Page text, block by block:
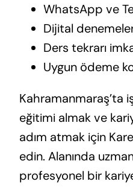
WhatsApp ve
Dijital
Ders tekrarı
Uygun ödeme
Kahramanmaraş’ta
eğitimi almak ve
adım atmak için
edin. Alanında
profesyonel bir